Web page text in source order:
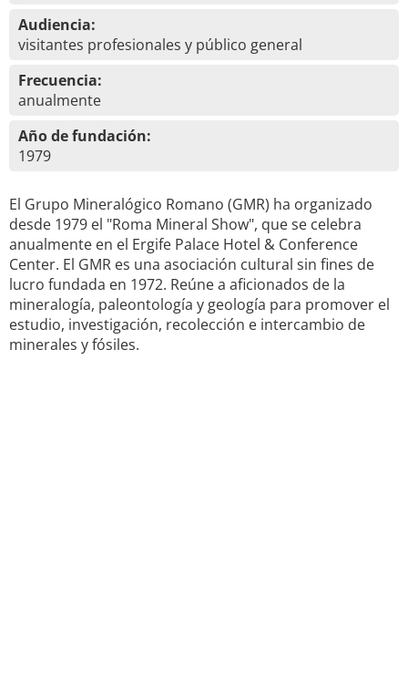
Audiencia:
visitantes profesionales y público general
Frecuencia:
anualmente
Año de fundación:
1979
El Grupo Mineralógico Romano (GMR) ha organizado
desde 1979 el "Roma Mineral Show", que se celebra
anualmente en el Ergife Palace Hotel & Conference
Center. El GMR es una asociación cultural sin fines de
lucro fundada en 1972. Reúne a aficionados de la
mineralogía, paleontología y geología para promover el
estudio, investigación, recolección e intercambio de
minerales y fósiles.